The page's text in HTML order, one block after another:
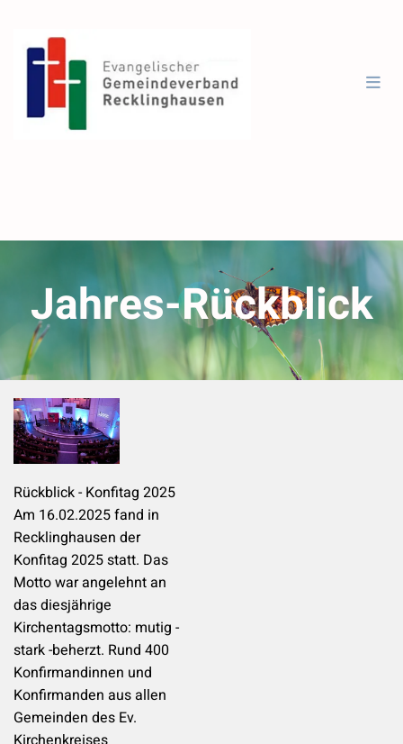
Jahres-Rückblick
Rückblick - Konfitag 2025
Am 16.02.2025 fand in
Recklinghausen der
Konfitag 2025 statt. Das
Motto war angelehnt an
das diesjährige
Kirchentagsmotto: mutig -
stark -beherzt. Rund 400
Konfirmandinnen und
Konfirmanden aus allen
Gemeinden des Ev.